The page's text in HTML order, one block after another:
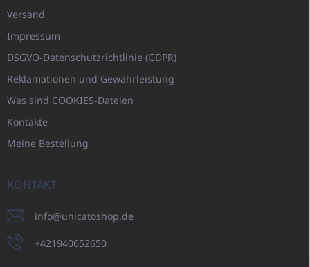
Versand
Impressum
DSGVO-Datenschutzrichtlinie (GDPR)
Reklamationen und Gewährleistung
Was sind COOKIES-Dateien
Kontakte
Meine Bestellung
KONTAKT
info@unicatoshop.de
+421940652650